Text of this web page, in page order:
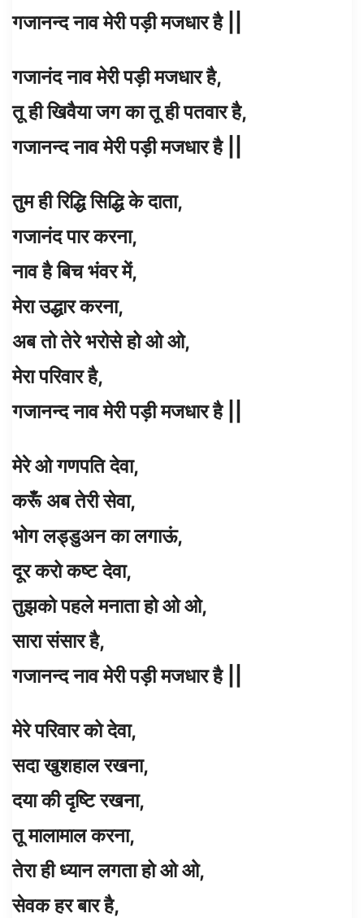
गजानन्द नाव मेरी पड़ी मजधार है ||
गजानंद नाव मेरी पड़ी मजधार है,
तू ही खिवैया जग का तू ही पतवार है,
गजानन्द नाव मेरी पड़ी मजधार है ||
तुम ही रिद्धि सिद्धि के दाता,
गजानंद पार करना,
नाव है बिच भंवर में,
मेरा उद्धार करना,
अब तो तेरे भरोसे हो ओ ओ,
मेरा परिवार है,
गजानन्द नाव मेरी पड़ी मजधार है ||
मेरे ओ गणपति देवा,
करूँ अब तेरी सेवा,
भोग लड्डुअन का लगाऊं,
दूर करो कष्ट देवा,
तुझको पहले मनाता हो ओ ओ,
सारा संसार है,
गजानन्द नाव मेरी पड़ी मजधार है ||
मेरे परिवार को देवा,
सदा खुशहाल रखना,
दया की दृष्टि रखना,
तू मालामाल करना,
तेरा ही ध्यान लगता हो ओ ओ,
सेवक हर बार है,